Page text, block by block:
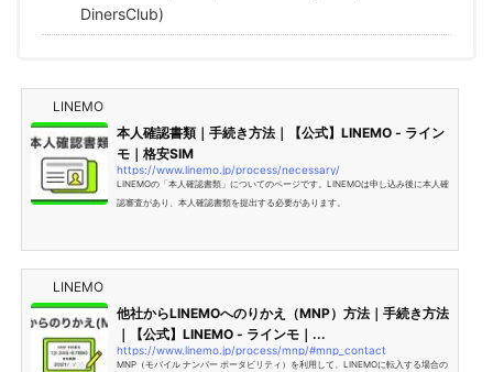
DinersClub)
LINEMO
本人確認書類｜手続き方法｜【公式】LINEMO - ライン
モ｜格安SIM
https://www.linemo.jp/process/necessary/
LINEMOの「本人確認書類」についてのページです。LINEMOは申し込み後に本人確
認審査があり、本人確認書類を提出する必要があります。
LINEMO
他社からLINEMOへのりかえ（MNP）方法｜手続き方法
｜【公式】LINEMO - ラインモ｜...
https://www.linemo.jp/process/mnp/#mnp_contact
MNP（モバイル ナンバー ポータビリティ）を利用して、LINEMOに転入する場合の